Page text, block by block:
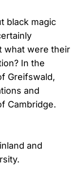
black magic
what were their
In the
Greifswald,
and
Cambridge.
and